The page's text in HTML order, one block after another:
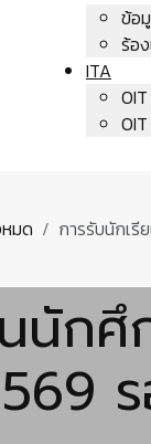
ข้อ
ร้อ
ITA
มด การรับนักเรี
นักศึ